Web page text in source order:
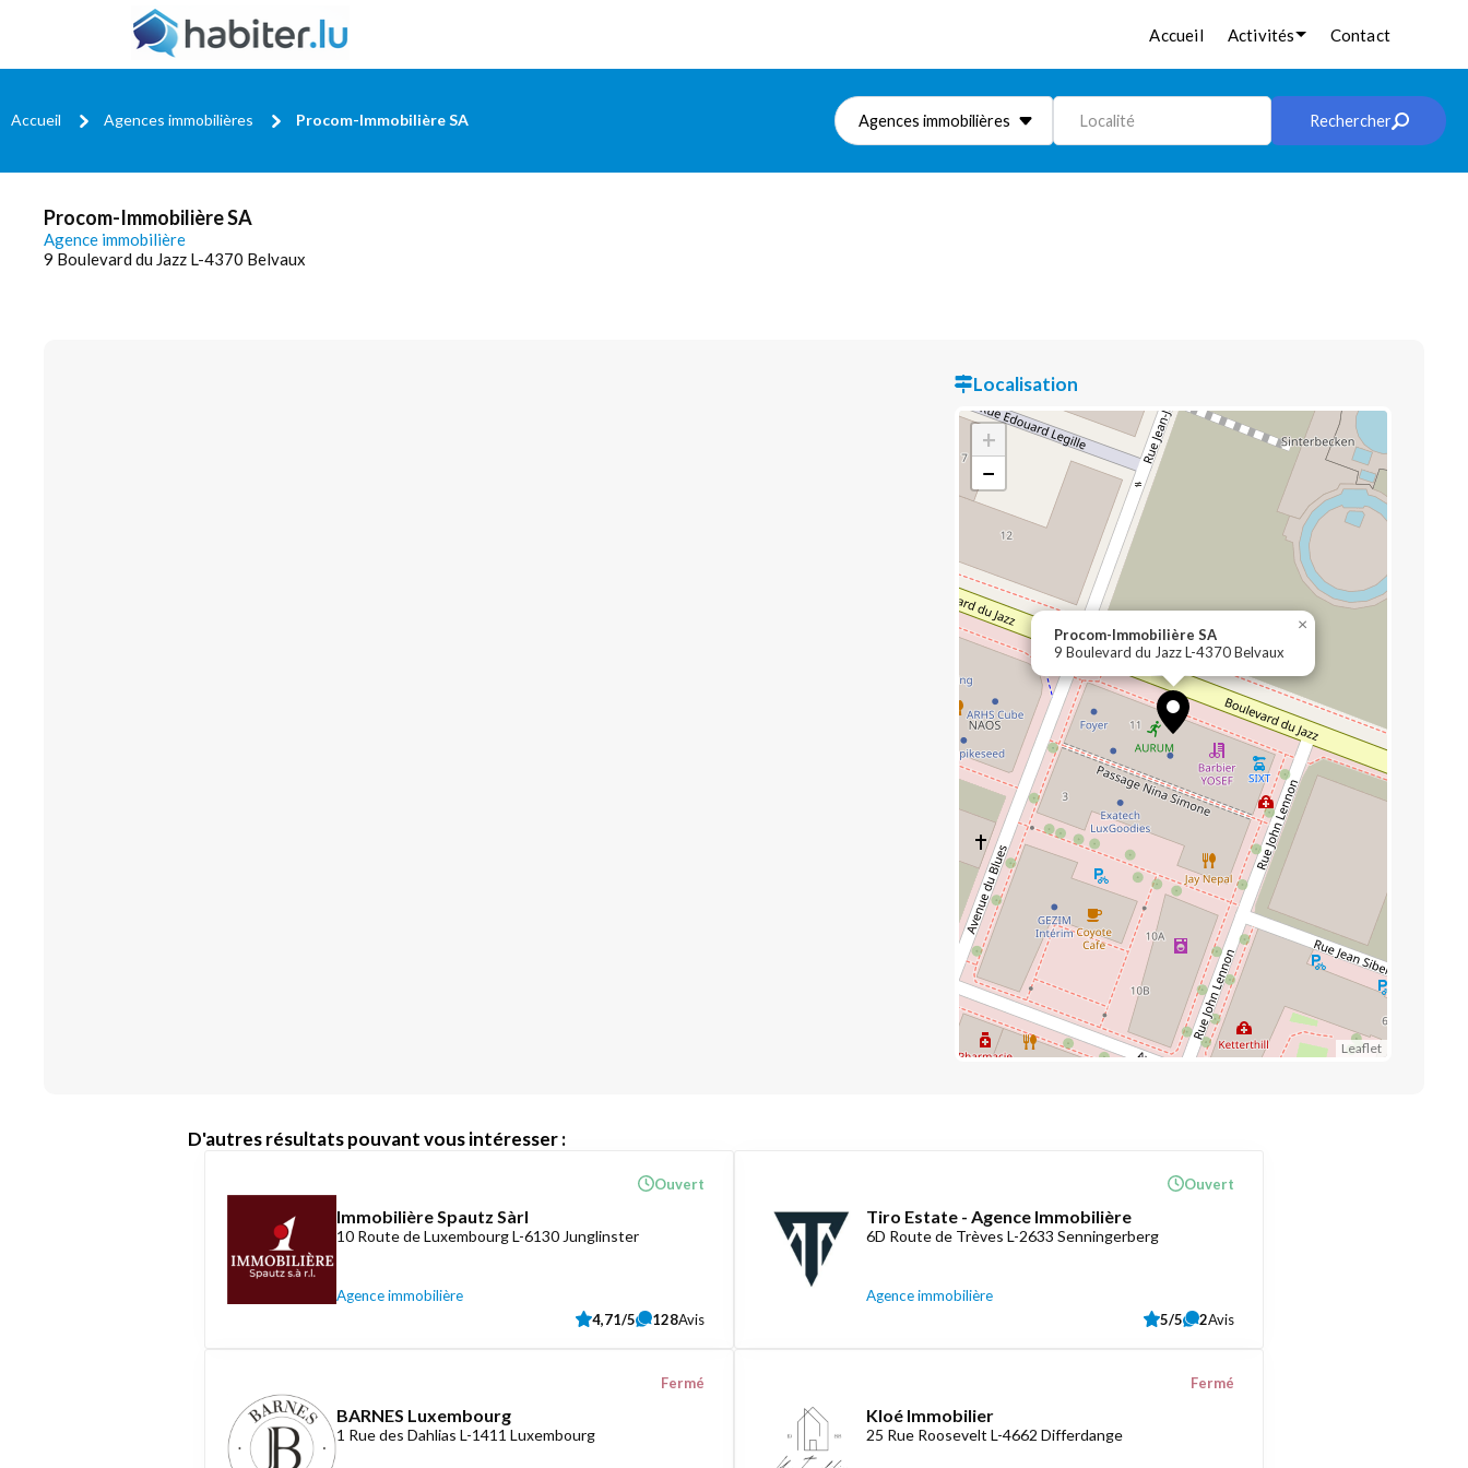
Accueil Activités Contact
Accueil Agences immobilières Procom-Immobilière SA Agences immobilières Localité Rechercher
Procom-Immobilière SA
Agence immobilière
9 Boulevard du Jazz L-4370 Belvaux
Localisation
Procom-Immobilière SA
9 Boulevard du Jazz L-4370 Belvaux
×
+
−
Leaflet
D'autres résultats pouvant vous intéresser :
Immobilière Spautz Sàrl
10 Route de Luxembourg L-6130 Junglinster
Agence immobilière
Ouvert
4,71/5 128Avis
Tiro Estate - Agence Immobilière
6D Route de Trèves L-2633 Senningerberg
Agence immobilière
Ouvert
5/5 2Avis
BARNES Luxembourg
1 Rue des Dahlias L-1411 Luxembourg
Fermé
Kloé Immobilier
25 Rue Roosevelt L-4662 Differdange
Fermé